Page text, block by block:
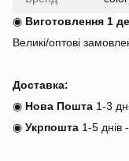
◉ Виготовлення 1
Великі/оптові
Доставка:
◉ Нова Пошта 1-3
◉ Укрпошта 1-5 днів -